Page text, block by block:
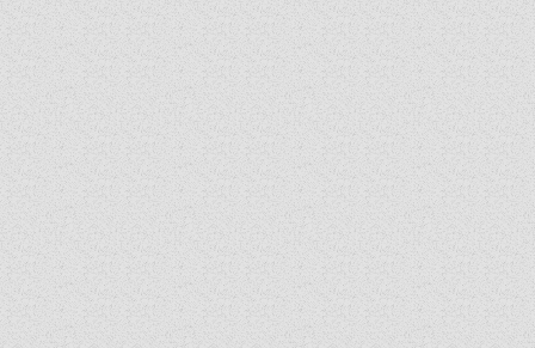
KÖZPONTI ESPERESSÉG
DÉLI ESPERESSÉG
ARCHÍVUM
ARCHÍV ÉLETKÉPEK
SZINÓDUS
ORGANIGRAMMA
PÜSPÖKI DEKRÉTUM
ZSINATI IMA
ZSINAT MOTTÓJA, LOGÓJA